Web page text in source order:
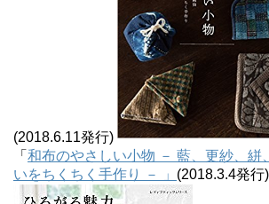
(2018.6.11発行)
「 和布のやさしい小物 － 藍、更紗、
いをちくちく手作り － 」 (2018.3.4発行)